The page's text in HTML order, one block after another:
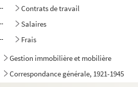
Contrats de travail
Salaires
Frais
Gestion immobilière et mobilière
Correspondance générale, 1921-1945